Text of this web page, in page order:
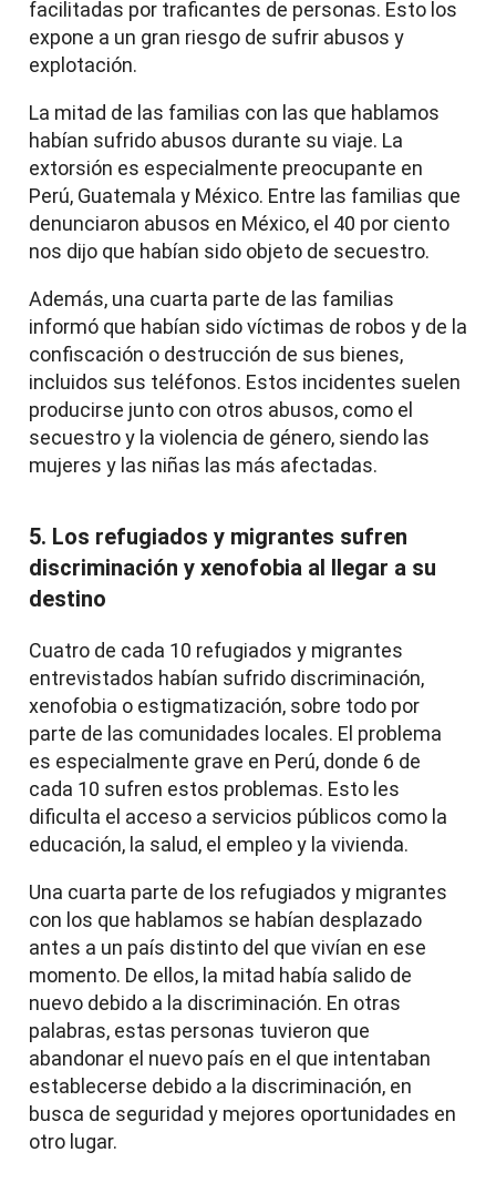
facilitadas por traficantes de personas. Esto los
expone a un gran riesgo de sufrir abusos y
explotación.
La mitad de las familias con las que hablamos
habían sufrido abusos durante su viaje. La
extorsión es especialmente preocupante en
Perú, Guatemala y México. Entre las familias que
denunciaron abusos en México, el 40 por ciento
nos dijo que habían sido objeto de secuestro.
Además, una cuarta parte de las familias
informó que habían sido víctimas de robos y de la
confiscación o destrucción de sus bienes,
incluidos sus teléfonos. Estos incidentes suelen
producirse junto con otros abusos, como el
secuestro y la violencia de género, siendo las
mujeres y las niñas las más afectadas.
5. Los refugiados y migrantes sufren
discriminación y xenofobia al llegar a su
destino
Cuatro de cada 10 refugiados y migrantes
entrevistados habían sufrido discriminación,
xenofobia o estigmatización, sobre todo por
parte de las comunidades locales. El problema
es especialmente grave en Perú, donde 6 de
cada 10 sufren estos problemas. Esto les
dificulta el acceso a servicios públicos como la
educación, la salud, el empleo y la vivienda.
Una cuarta parte de los refugiados y migrantes
con los que hablamos se habían desplazado
antes a un país distinto del que vivían en ese
momento. De ellos, la mitad había salido de
nuevo debido a la discriminación. En otras
palabras, estas personas tuvieron que
abandonar el nuevo país en el que intentaban
establecerse debido a la discriminación, en
busca de seguridad y mejores oportunidades en
otro lugar.